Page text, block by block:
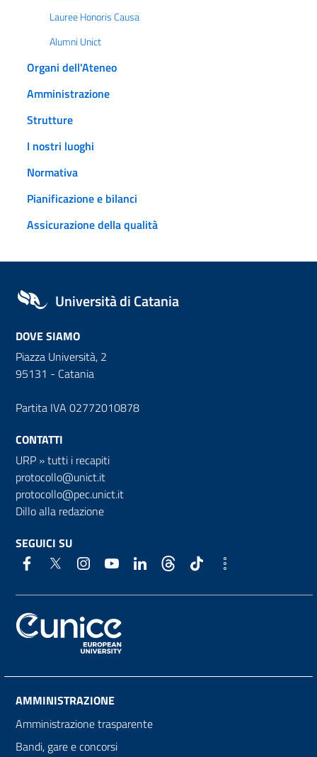
Lauree Honoris Causa
Alumni Unict
Organi dell'Ateneo
Amministrazione
Strutture
I nostri luoghi
Normativa
Pianificazione e bilanci
Assicurazione della qualità
Università di Catania
DOVE SIAMO
Piazza Università, 2
95131 - Catania
Partita IVA 02772010878
CONTATTI
URP »tutti i recapiti
protocollo@unict.it
protocollo@pec.unict.it
Dillo alla redazione
SEGUICI SU
AMMINISTRAZIONE
Amministrazione trasparente
Bandi, gare e concorsi